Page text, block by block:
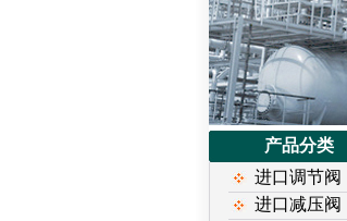
产品分类
进口调节阀
进口减压阀